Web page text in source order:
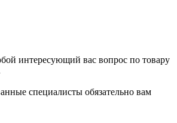
интересующий вас вопрос по товару
специалисты обязательно вам